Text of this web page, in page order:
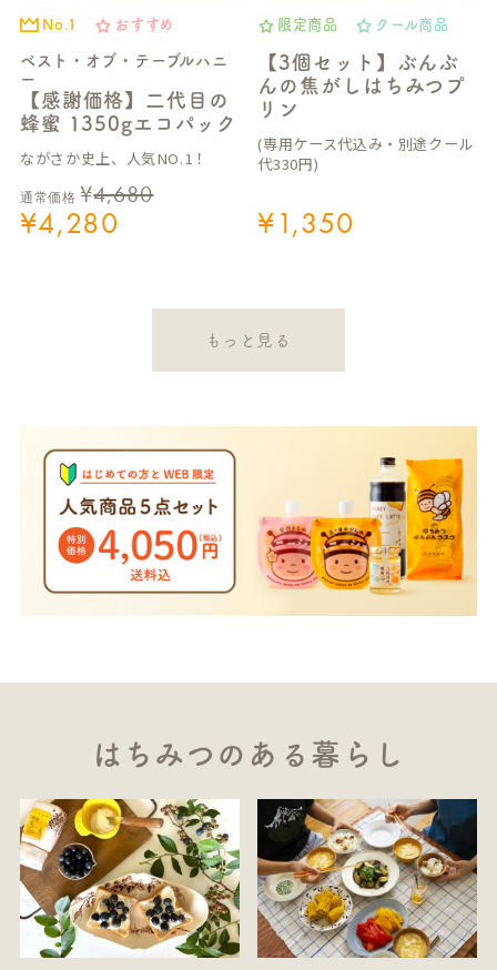
No.1 おすすめ
ベスト・オブ・テーブルハニ
ー
【感謝価格】二代目の
蜂蜜 1350gエコパック
ながさか史上、人気NO.1！
通常価格 ¥4,680
¥4,280
限定商品 クール商品
【3個セット】ぶんぶ
んの焦がしはちみつプ
リン
(専用ケース代込み・別途クール
代330円)
¥1,350
もっと見る
はちみつのある暮らし